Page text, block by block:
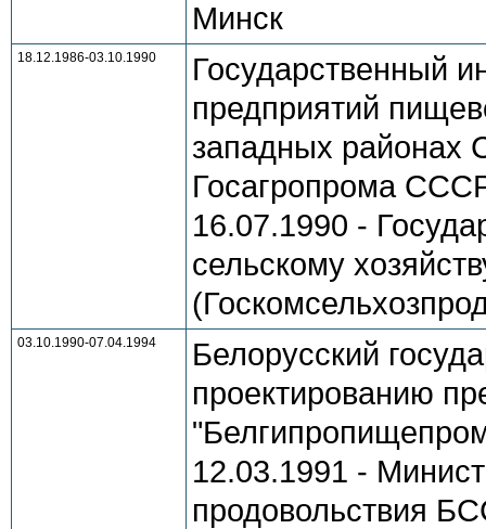
Минск
18.12.1986-03.10.1990
Государственный
предприятий
западных районах
Госагропрома
16.07.1990 -
сельскому
03.10.1990-07.04.1994
Белорусский
проектированию
12.03.1991 -
продовольствия